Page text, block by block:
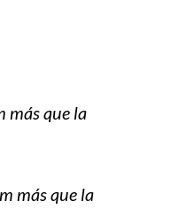
más que la
más que la